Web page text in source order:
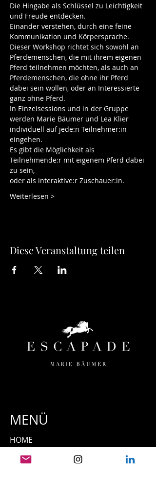
Die Hingabe als Schlüssel zu Leichtigkeit
und Freude entdecken.
Einander verstehen, durch eine feine
Kommunikation und Körpersprache.
Dieser Workshop richtet sich sowohl an
Pferdemenschen, die mit ihrem eigenen
Pferd teilnehmen möchten, als auch an
Pferdemenschen, die ohne ihr Pferd
dabei sein wollen, oder an Interessierte
ganz ohne Pferd.
In Einzelsessions und in der Gruppe
werden Marie Bäumer und Lea Klier
individuell auf jede:n Teilnehmer:in
eingehen.
Es gibt die Möglichkeit als
Teilnehmende:r mit eigenem Pferd dabei
zu sein,
oder als interaktive:r Zuschauer:in.
Weiterlesen >
Diese Veranstaltung teilen
MENÜ
HOME
ORTE & TERMINE